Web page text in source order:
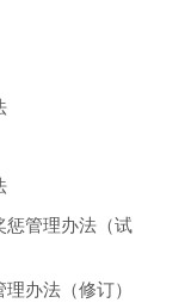
惩管理办法（试
办法（修订）